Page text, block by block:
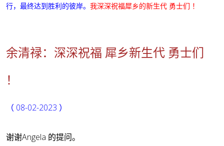
行，最终达到胜利的彼岸。 我深深祝福犀乡的新生代 勇士们 ！
余清禄：深深祝福 犀乡新生代 勇士们
！
（ 08-02-2023 ）
谢谢Angela 的提问。